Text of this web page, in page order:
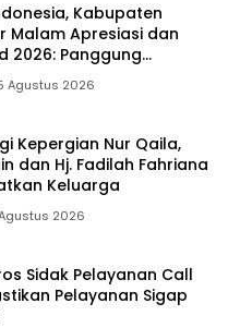
Kabupaten
Malam Apresiasi dan
2026: Panggung
Pelayan Publik
Agustus 2026
Kepergian Nur Qaila,
dan Hj. Fadilah Fahriana
Keluarga
2026
Sidak Pelayanan Call
Pelayanan Sigap